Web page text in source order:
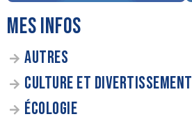
MES INFOS
AUTRES
CULTURE ET DIVERTISSEMENT
ÉCOLOGIE